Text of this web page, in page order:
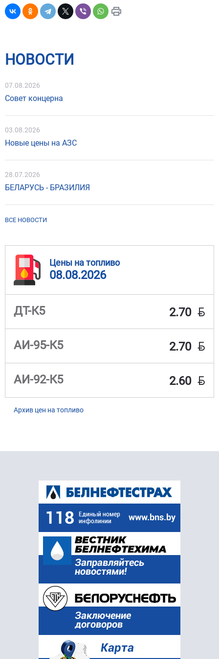
НОВОСТИ
07.08.2026
Совет концерна
03.08.2026
Новые цены на АЗС
28.07.2026
БЕЛАРУСЬ - БРАЗИЛИЯ
ВСЕ НОВОСТИ
Цены на топливо
08.08.2026
ДТ-К5 2.70 BYN
АИ-95-К5 2.70 BYN
АИ-92-К5 2.60 BYN
Архив цен на топливо